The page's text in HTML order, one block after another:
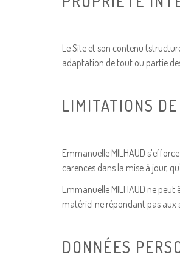
Le Site et son contenu
adaptation de tout ou partie
LIMITATIONS
Emmanuelle MILHAUD
carences dans la mise à jour,
Emmanuelle MILHAUD ne
matériel ne répondant pas aux
DONNÉES